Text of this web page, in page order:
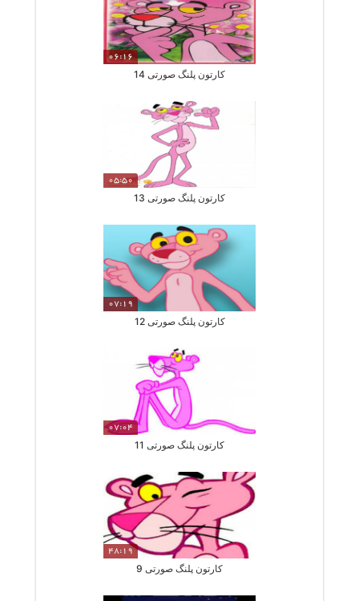
06:16
کارتون پلنگ صورتی 14
05:50
کارتون پلنگ صورتی 13
07:19
کارتون پلنگ صورتی 12
07:04
کارتون پلنگ صورتی 11
48:19
کارتون پلنگ صورتی 9